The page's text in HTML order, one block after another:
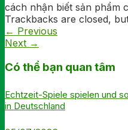
cách nhận biết sản phẩm
Trackbacks are closed,
← Previous
Next →
Có thể bạn quan tâm
Echtzeit-Spiele spielen und
in Deutschland